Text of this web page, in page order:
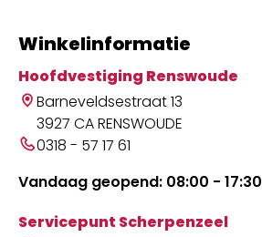
Winkelinformatie
Hoofdvestiging Renswoude
Barneveldsestraat 13
3927 CA RENSWOUDE
0318 - 57 17 61
Vandaag geopend: 08:00 - 17:30
Servicepunt Scherpenzeel